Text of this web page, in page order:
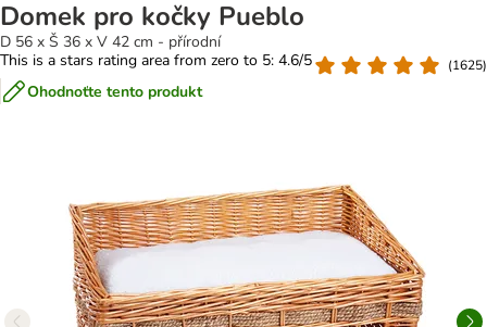
Domek pro kočky Pueblo
D 56 x Š 36 x V 42 cm - přírodní
This is a stars rating area from zero to 5: 4.6/5
(1625)
Ohodnoťte tento produkt